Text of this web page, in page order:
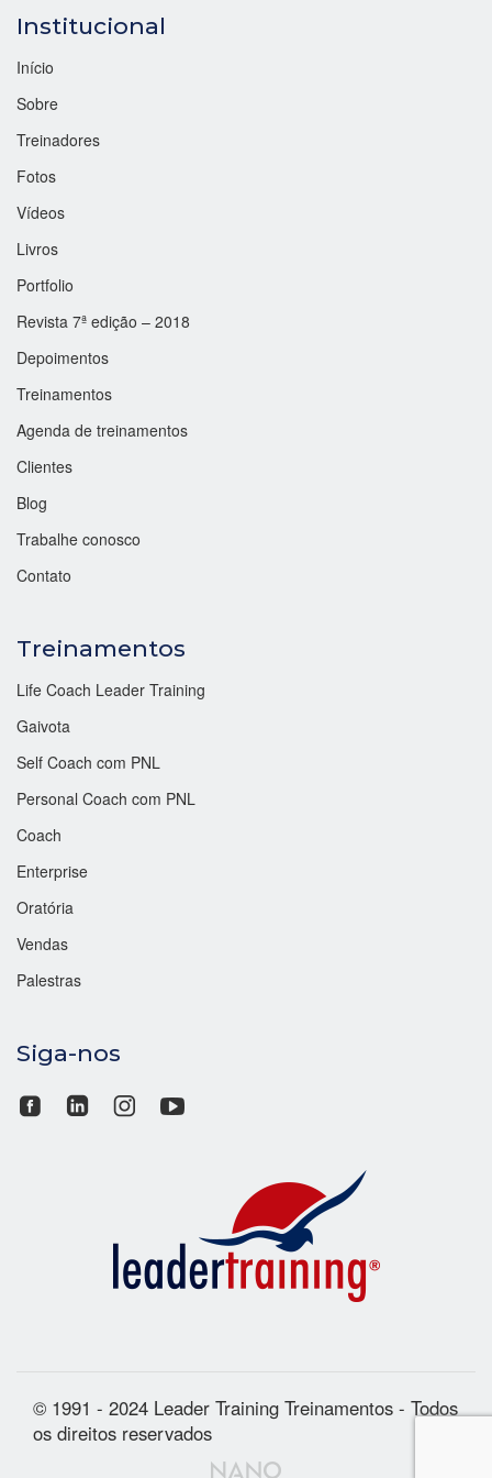
Institucional
Início
Sobre
Treinadores
Fotos
Vídeos
Livros
Portfolio
Revista 7ª edição – 2018
Depoimentos
Treinamentos
Agenda de treinamentos
Clientes
Blog
Trabalhe conosco
Contato
Treinamentos
Life Coach Leader Training
Gaivota
Self Coach com PNL
Personal Coach com PNL
Coach
Enterprise
Oratória
Vendas
Palestras
Siga-nos
© 1991 - 2024 Leader Training Treinamentos - Todos
os direitos reservados